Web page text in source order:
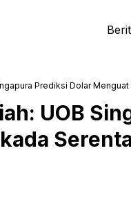
Prediksi Dolar
UOB